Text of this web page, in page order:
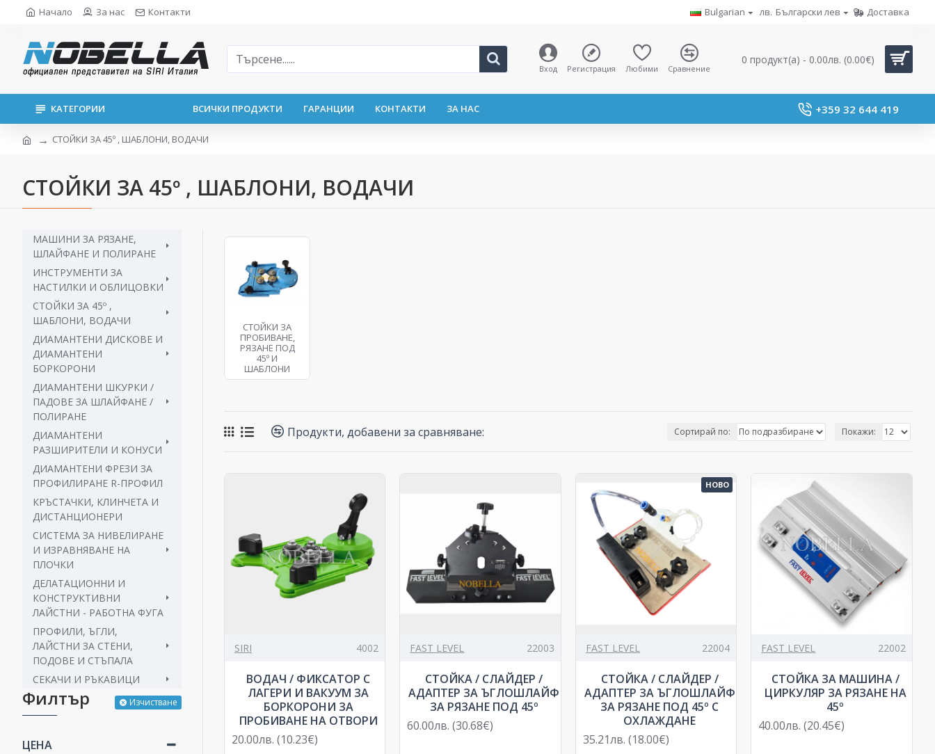
Начало За нас Контакти Bulgarian лв. Български лев Доставка
Вход Регистрация Любими Сравнение
0 продукт(а) - 0.00лв. (0.00€)
КАТЕГОРИИ ВСИЧКИ ПРОДУКТИ ГАРАНЦИИ КОНТАКТИ ЗА НАС +359 32 644 419
СТОЙКИ ЗА 45º , ШАБЛОНИ, ВОДАЧИ
СТОЙКИ ЗА 45º , ШАБЛОНИ, ВОДАЧИ
МАШИНИ ЗА РЯЗАНЕ,
ШЛАЙФАНЕ И ПОЛИРАНЕ
ИНСТРУМЕНТИ ЗА
НАСТИЛКИ И ОБЛИЦОВКИ
СТОЙКИ ЗА 45º ,
ШАБЛОНИ, ВОДАЧИ
ДИАМАНТЕНИ ДИСКОВЕ И
ДИАМАНТЕНИ
БОРКОРОНИ
ДИАМАНТЕНИ ШКУРКИ /
ПАДОВЕ ЗА ШЛАЙФАНЕ /
ПОЛИРАНЕ
ДИАМАНТЕНИ
РАЗШИРИТЕЛИ И КОНУСИ
ДИАМАНТЕНИ ФРЕЗИ ЗА
ПРОФИЛИРАНЕ R-ПРОФИЛ
КРЪСТАЧКИ, КЛИНЧЕТА И
ДИСТАНЦИОНЕРИ
СИСТЕМА ЗА НИВЕЛИРАНЕ
И ИЗРАВНЯВАНЕ НА
ПЛОЧКИ
ДЕЛАТАЦИОННИ И
КОНСТРУКТИВНИ
ЛАЙСТНИ - РАБОТНА ФУГА
ПРОФИЛИ, ЪГЛИ,
ЛАЙСТНИ ЗА СТЕНИ,
ПОДОВЕ И СТЪПАЛА
СЕКАЧИ И РЪКАВИЦИ
Филтър Изчистване
ЦЕНА
СТОЙКИ ЗА
ПРОБИВАНЕ,
РЯЗАНЕ ПОД
45º И
ШАБЛОНИ
Продукти, добавени за сравняване: Сортирай по: Покажи:
SIRI 4002
ВОДАЧ / ФИКСАТОР С
ЛАГЕРИ И ВАКУУМ ЗА
БОРКОРОНИ ЗА
ПРОБИВАНЕ НА ОТВОРИ
20.00лв. (10.23€)
FAST LEVEL 22003
СТОЙКА / СЛАЙДЕР /
АДАПТЕР ЗА ЪГЛОШЛАЙФ
ЗА РЯЗАНЕ ПОД 45º
60.00лв. (30.68€)
НОВО
FAST LEVEL 22004
СТОЙКА / СЛАЙДЕР /
АДАПТЕР ЗА ЪГЛОШЛАЙФ
ЗА РЯЗАНЕ ПОД 45º С
ОХЛАЖДАНЕ
35.21лв. (18.00€)
FAST LEVEL 22002
СТОЙКА ЗА МАШИНА /
ЦИРКУЛЯР ЗА РЯЗАНЕ НА
45º
40.00лв. (20.45€)